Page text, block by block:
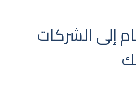
إلى الشركات